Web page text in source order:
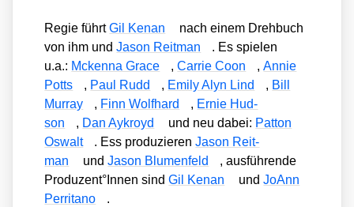
Regie führtGil Ken­an
nach einem Dreh­buch
von ihm undJason Reit­man
. Es spie­len
u.a.: Mcken­na Grace ,Car­rie Coon ,Annie
Potts
, Paul Rudd , Emi­ly Alyn Lind , Bill
Mur­ray
, Finn Wolf­hard , Ernie Hud­
son
, Dan Aykroyd und neu dabei: Pat­ton
Oswalt
. Ess pro­du­zie­renJason Reit­
man
undJason Blu­men­feld
, aus­füh­ren­de
Produzent°Innen sindGil Ken­an undJoAnn
Per­rita­no
.